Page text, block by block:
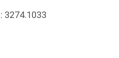
3274.1033